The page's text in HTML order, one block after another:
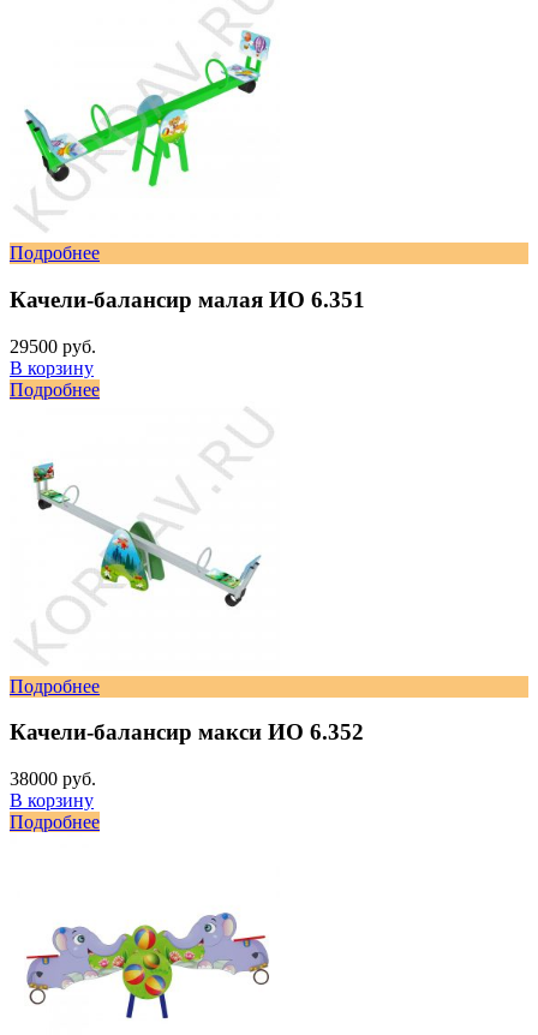
Подробнее
Качели-балансир малая ИО 6.351
29500 руб.
В корзину
Подробнее
Подробнее
Качели-балансир макси ИО 6.352
38000 руб.
В корзину
Подробнее